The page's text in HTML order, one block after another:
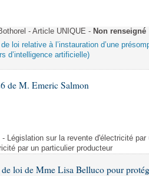
- Article UNIQUE - Non renseigné
loi relative à l’instauration d’une
d’intelligence artificielle)
de M. Emeric Salmon
Législation sur la revente d'électricité
par un particulier producteur
loi de Mme Lisa Belluco pour